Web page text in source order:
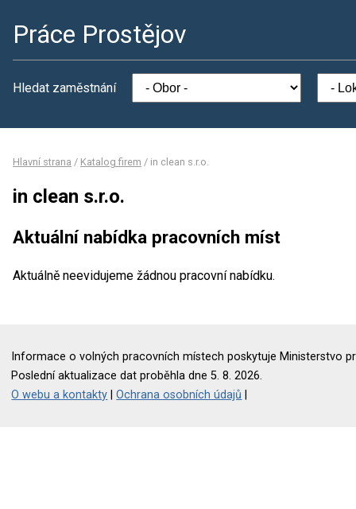
Práce Prostějov
Hledat zaměstnání
Hlavní strana / Katalog firem / in clean s.r.o.
in clean s.r.o.
Aktuální nabídka pracovních míst
Aktuálně neevidujeme žádnou pracovní nabídku.
Informace o volných pracovních místech poskytuje Ministerstvo
Poslední aktualizace dat proběhla dne 5. 8. 2026.
O webu a kontakty |Ochrana osobních údajů